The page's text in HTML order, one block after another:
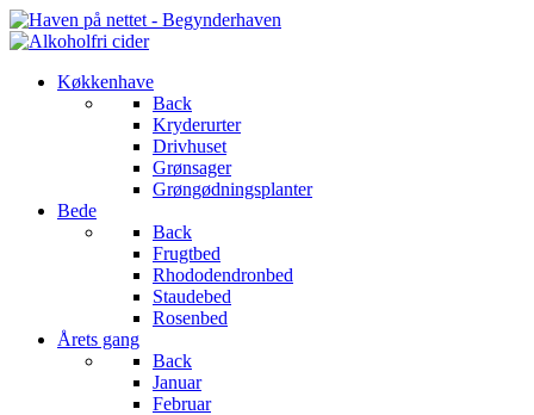
Køkkenhave
Back
Kryderurter
Drivhuset
Grønsager
Grøngødningsplanter
Bede
Back
Frugtbed
Rhododendronbed
Staudebed
Rosenbed
Årets gang
Back
Januar
Februar